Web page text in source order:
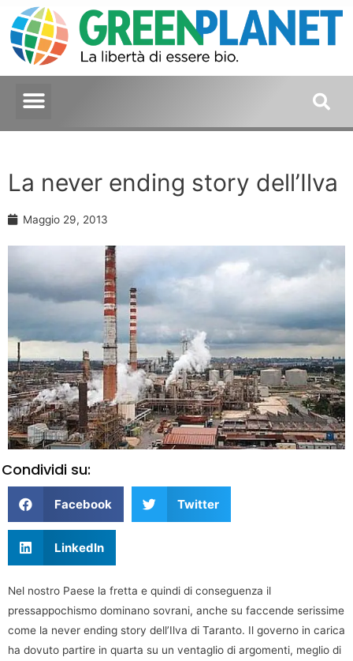
La never ending story dell’Ilva
Maggio 29, 2013
Condividi su:
Facebook Twitter
LinkedIn
Nel nostro Paese la fretta e quindi di conseguenza il
pressappochismo dominano sovrani, anche su faccende serissime
come la never ending story dell’Ilva di Taranto. Il governo in carica
ha dovuto partire in quarta su un ventaglio di argomenti, meglio di